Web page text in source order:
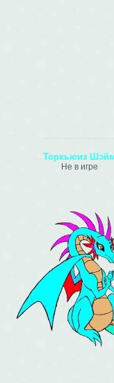
Торкьюиз
Не в игре